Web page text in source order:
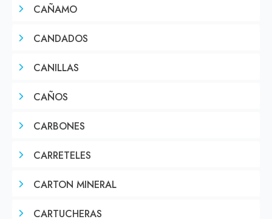
CAÑAMO
CANDADOS
CANILLAS
CAÑOS
CARBONES
CARRETELES
CARTON MINERAL
CARTUCHERAS